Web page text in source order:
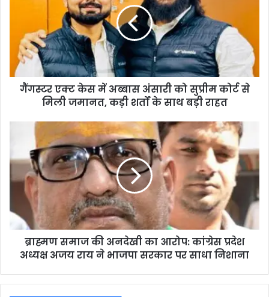
गैंगस्टर एक्ट केस में अब्बास अंसारी को सुप्रीम कोर्ट से
मिली जमानत, कड़ी शर्तों के साथ बड़ी राहत
ब्राह्मण समाज की अनदेखी का आरोप: कांग्रेस प्रदेश
अध्यक्ष अजय राय ने भाजपा सरकार पर साधा निशाना